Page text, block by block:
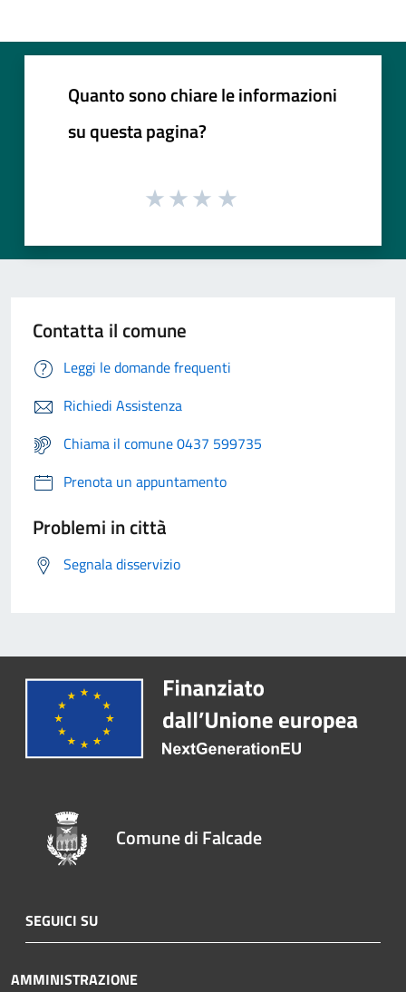
Quanto sono chiare le informazioni
su questa pagina?
Contatta il comune
Leggi le domande frequenti
Richiedi Assistenza
Chiama il comune 0437 599735
Prenota un appuntamento
Problemi in città
Segnala disservizio
Comune di Falcade
SEGUICI SU
AMMINISTRAZIONE